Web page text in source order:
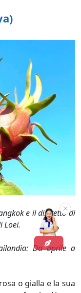
e il distretto di
Loei.
Da aprile a
o gialla e la sua